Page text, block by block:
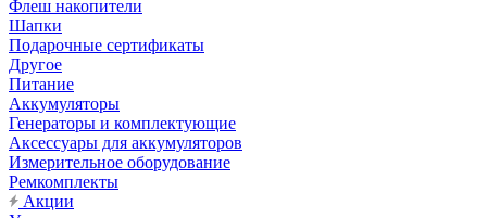
Флеш накопители
Шапки
Подарочные сертификаты
Другое
Питание
Аккумуляторы
Генераторы и комплектующие
Аксессуары для аккумуляторов
Измерительное оборудование
Ремкомплекты
Акции